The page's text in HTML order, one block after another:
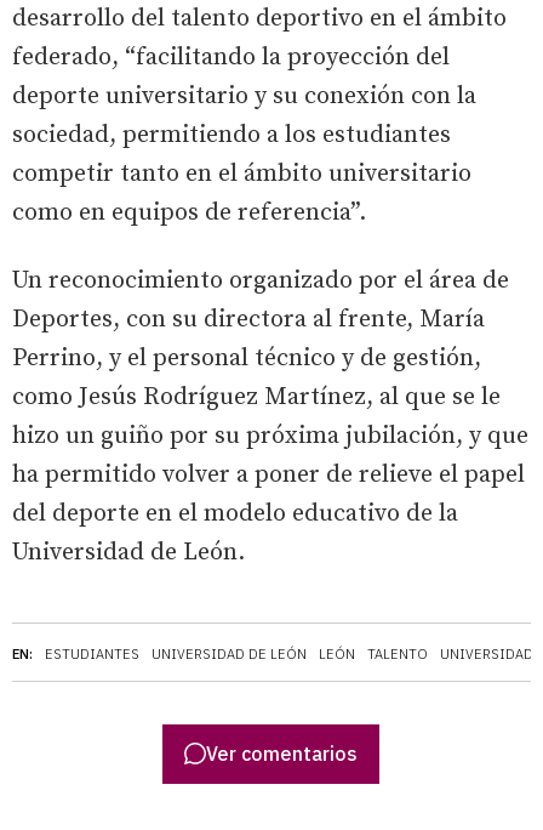
EN: ESTUDIANTES UNIVERSIDAD DE LEÓN LEÓN TALENTO
desarrollo del talento deportivo en el ámbito
federado, “facilitando la proyección del
deporte universitario y su conexión con la
sociedad, permitiendo a los estudiantes
competir tanto en el ámbito universitario
como en equipos de referencia”.
Un reconocimiento organizado por el área de
Deportes, con su directora al frente, María
Perrino, y el personal técnico y de gestión,
como Jesús Rodríguez Martínez, al que se le
hizo un guiño por su próxima jubilación, y que
ha permitido volver a poner de relieve el papel
del deporte en el modelo educativo de la
Universidad de León.
Ver comentarios